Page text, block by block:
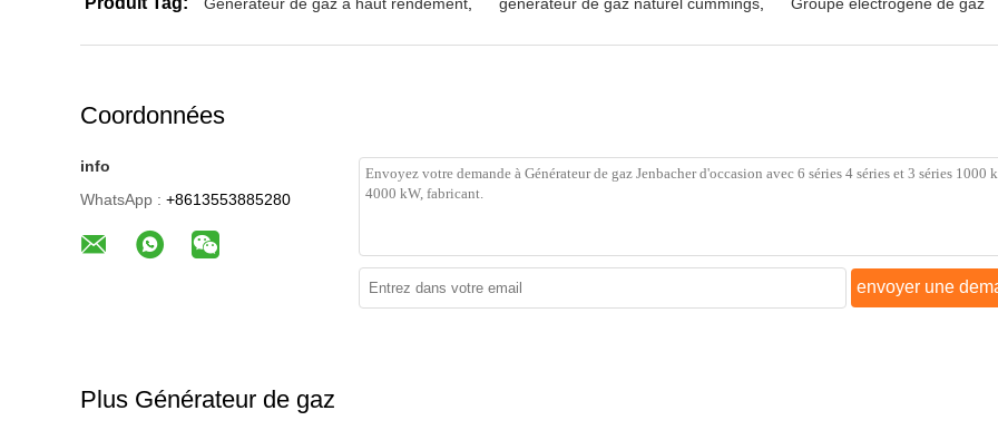
Coordonnées
info
WhatsApp : +8613553885280
envoyer une
Plus Générateur de gaz